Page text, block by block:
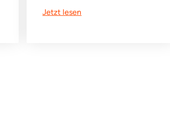
Jetzt lesen